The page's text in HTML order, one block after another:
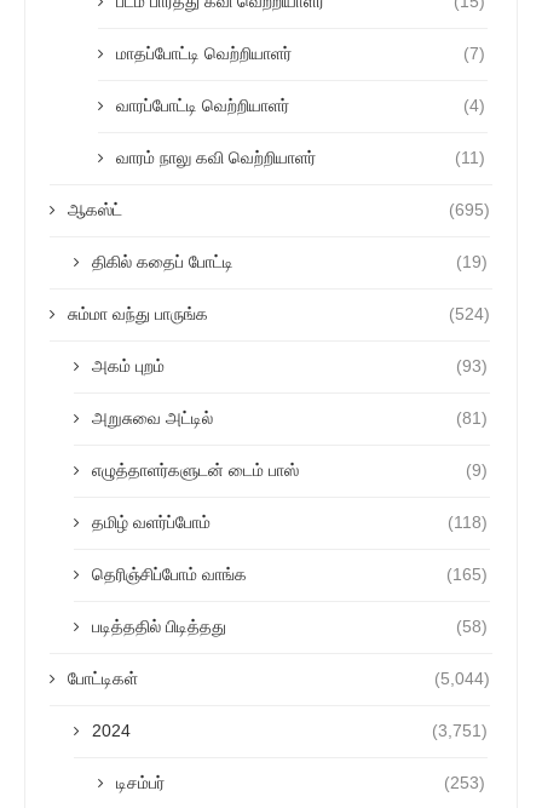
மாதப்போட்டி வெற்றியாளர் (7)
வாரப்போட்டி வெற்றியாளர் (4)
வாரம் நாலு கவி வெற்றியாளர் (11)
ஆகஸ்ட் (695)
திகில் கதைப் போட்டி (19)
சும்மா வந்து பாருங்க (524)
அகம் புறம் (93)
அறுசுவை அட்டில் (81)
எழுத்தாளர்களுடன் டைம் பாஸ் (9)
தமிழ் வளர்ப்போம் (118)
தெரிஞ்சிப்போம் வாங்க (165)
படித்ததில் பிடித்தது (58)
போட்டிகள் (5,044)
2024 (3,751)
டிசம்பர் (253)